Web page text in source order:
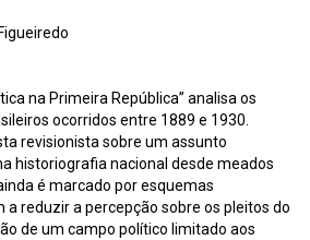
na Primeira República” analisa os
ocorridos entre 1889 e 1930.
revisionista sobre um assunto
historiografia nacional desde meados
é marcado por esquemas
a reduzir a percepção sobre os pleitos do
de um campo político limitado aos